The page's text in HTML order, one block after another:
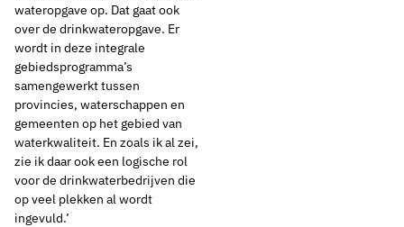
wateropgave op. Dat gaat ook
over de drinkwateropgave. Er
wordt in deze integrale
gebiedsprogramma’s
samengewerkt tussen
provincies, waterschappen en
gemeenten op het gebied van
waterkwaliteit. En zoals ik al zei,
zie ik daar ook een logische rol
voor de drinkwaterbedrijven die
op veel plekken al wordt
ingevuld.’